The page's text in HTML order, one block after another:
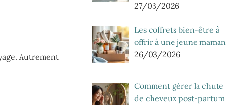
Autrement
27/03/2026
Les coffrets bien-être à
offrir à une jeune maman
26/03/2026
Comment gérer la chute
de cheveux post-partum